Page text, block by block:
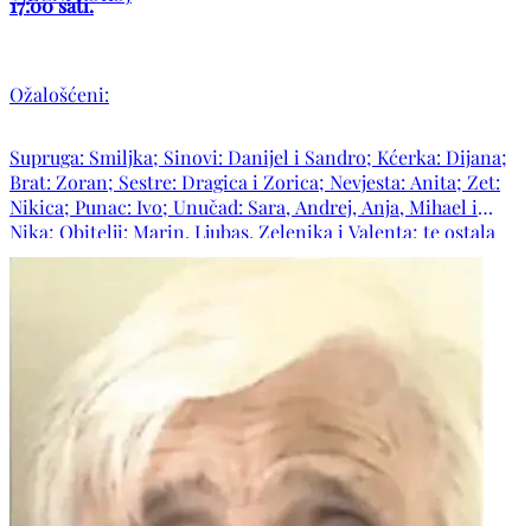
17:00 sati.
Ožalošćeni:
Supruga: Smiljka; Sinovi: Danijel i Sandro; Kćerka: Dijana;
Brat: Zoran; Sestre: Dragica i Zorica; Nevjesta: Anita; Zet:
Nikica; Punac: Ivo; Unučad: Sara, Andrej, Anja, Mihael i
Nika; Obitelji: Marin, Ljubas, Zelenika i Valenta; te ostala
mnogbrojna rodbina i prijatelji!